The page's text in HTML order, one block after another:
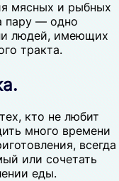
мясных и рыбных
пару — одно
людей, имеющих
тракта.
кто не любит
много времени
всегда
или сочетать
еды.